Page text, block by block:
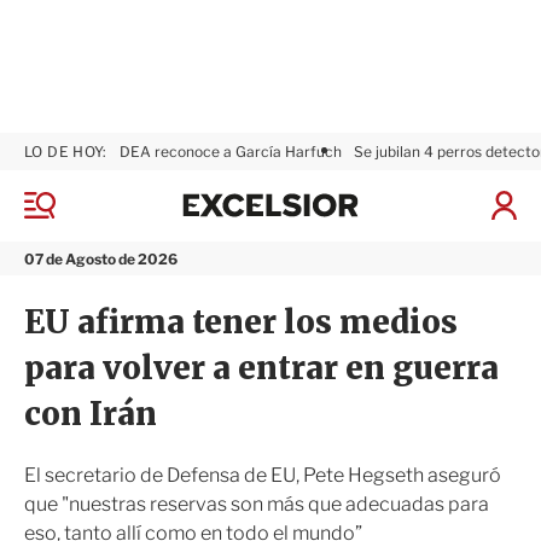
M
n
07 de Agosto de 2026
LO DE HOY: DEA reconoce a García Harfuch Se jubilan 4 perros
I
x
i
r
EU afirma tener los medios
para volver a entrar en guerra
con Irán
El secretario de Defensa de EU, Pete Hegseth aseguró
que "nuestras reservas son más que adecuadas para
eso, tanto allí como en todo el mundo”